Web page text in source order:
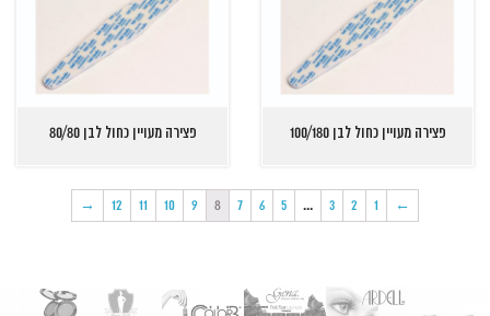
פצירה מעויין כחול לבן 100/180 פצירה מעויין כחול לבן 80/80
←
1
2
3
…
5
6
7
8
9
10
11
12
→